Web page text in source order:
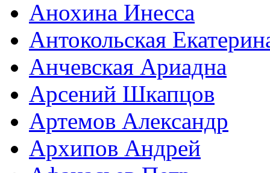
Анохина Инесса
Антокольская
Анчевская Ариадна
Арсений Шкапцов
Артемов Александр
Архипов Андрей